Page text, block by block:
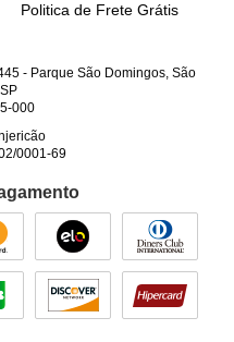
Politica de Frete Grátis
- Parque São Domingos, São
SP
000
0001-69